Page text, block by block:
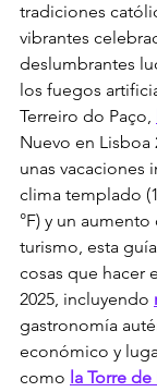
tradiciones
vibrantes
deslumbrantes
los fuegos
Terreiro do Paço,
Nuevo en Lisboa
unas vacaciones
clima templado
°F) y un aumento
turismo, esta
cosas que hacer
2025, incluyendo
gastronomía
económico y
como la Torre